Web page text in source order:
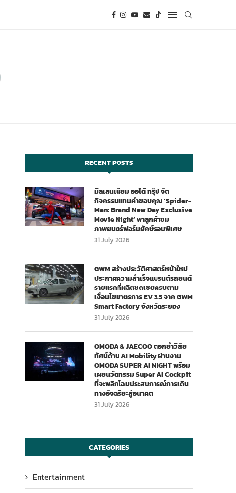
RECENT POSTS
มิลเลนเนียม ออโต้ กรุ๊ป จัด
กิจกรรมแทนคำขอบคุณ ‘Spider-
Man: Brand New Day Exclusive
Movie Night’ พาลูกค้าชม
ภาพยนตร์ฟอร์มยักษ์รอบพิเศษ
31 July 2026
GWM สร้างประวัติศาสตร์หน้าใหม่
ประกาศความสำเร็จแบรนด์รถยนต์
รายแรกที่ผลิตชดเชยครบตาม
เงื่อนไขมาตรการ EV 3.5 จาก GWM
Smart Factory จังหวัดระยอง
31 July 2026
OMODA & JAECOO ตอกย้ำวิสัย
ทัศน์ด้าน AI Mobility ผ่านงาน
OMODA SUPER AI NIGHT พร้อม
เผยนวัตกรรม Super AI Cockpit
ที่จะพลิกโฉมประสบการณ์การเดิน
ทางอัจฉริยะสู่อนาคต
31 July 2026
CATEGORIES
Entertainment